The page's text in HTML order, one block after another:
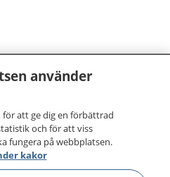
använder
för att ge dig en förbättrad
och för att viss
fungera på webbplatsen.
kakor